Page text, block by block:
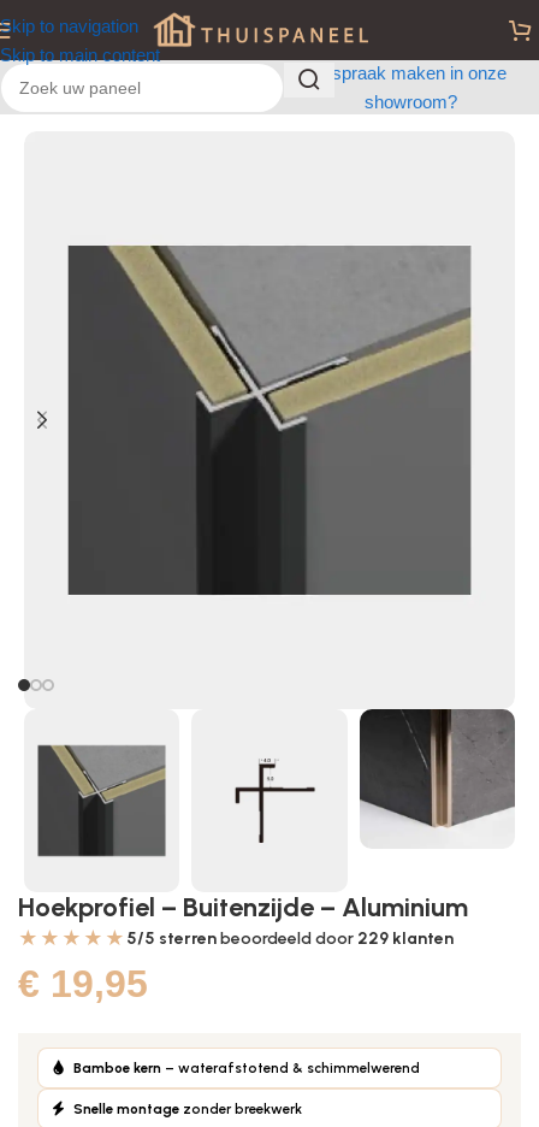
Skip to navigation
Skip to main content
Afspraak maken in onze
showroom?
Profiel
Hoekprofiel – Buitenzijde – Aluminium
★★★★★ 5/5 sterrenbeoordeeld door 229 klanten
€ 19,95
Bamboe kern – waterafstotend & schimmelwerend
Snelle montage zonder breekwerk